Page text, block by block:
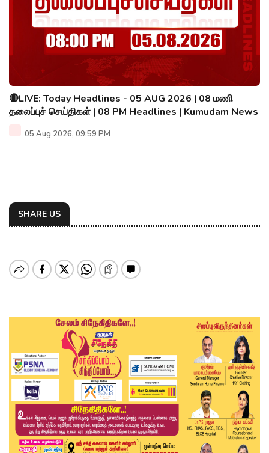
🔴LIVE: Today Headlines - 05 AUG 2026 | 08 மணி
தலைப்புச் செய்திகள் | 08 PM Headlines | Kumudam News
05 Aug 2026, 09:59 PM
SHARE US